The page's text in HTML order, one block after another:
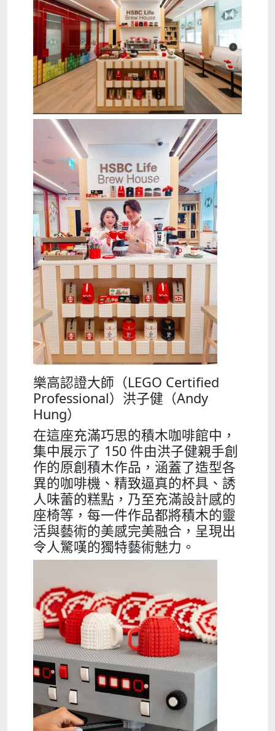
樂高認證大師（LEGO Certified
Professional）洪子健（Andy
Hung）
在這座充滿巧思的積木咖啡館中，
集中展示了 150 件由洪子健親手創
作的原創積木作品，涵蓋了造型各
異的咖啡機、精致逼真的杯具、誘
人味蕾的糕點，乃至充滿設計感的
座椅等，每一件作品都將積木的靈
活與藝術的美感完美融合，呈現出
令人驚嘆的獨特藝術魅力。